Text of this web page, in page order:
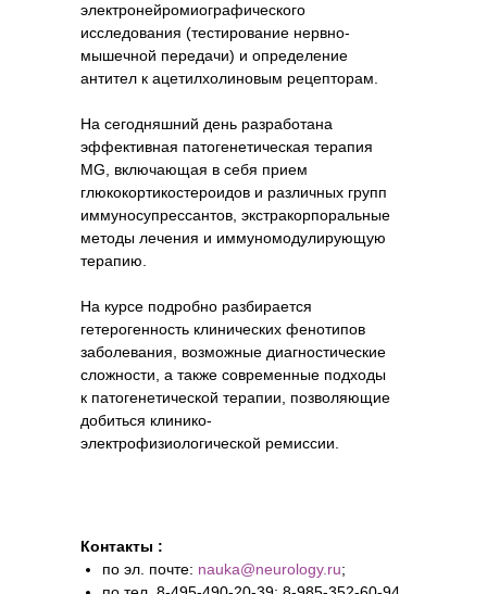
электронейромиографического
исследования (тестирование нервно-
мышечной передачи) и определение
антител к ацетилхолиновым рецепторам.
На сегодняшний день разработана
эффективная патогенетическая терапия
MG, включающая в себя прием
глюкокортикостероидов и различных групп
иммуносупрессантов, экстракорпоральные
методы лечения и иммуномодулирующую
терапию.
На курсе подробно разбирается
гетерогенность клинических фенотипов
заболевания, возможные диагностические
сложности, а также современные подходы
к патогенетической терапии, позволяющие
добиться клинико-
электрофизиологической ремиссии.
Контакты :
по эл. почте: nauka@neurology.ru;